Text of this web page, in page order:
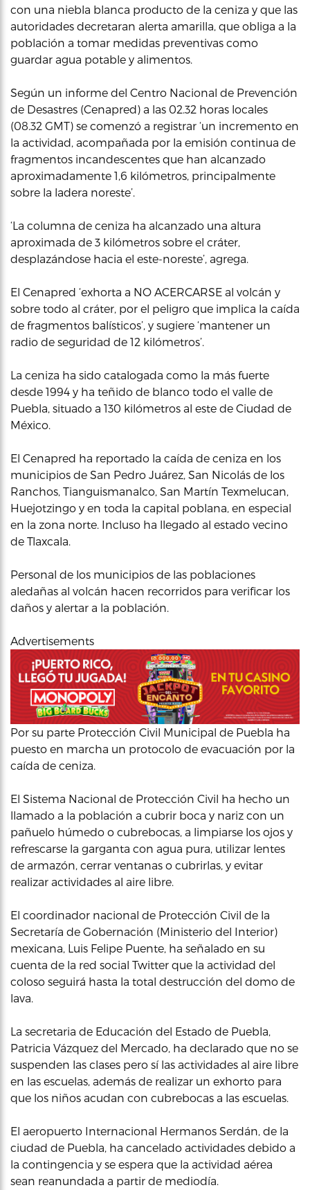
con una niebla blanca producto de la ceniza y que las
autoridades decretaran alerta amarilla, que obliga a la
población a tomar medidas preventivas como
guardar agua potable y alimentos.
Según un informe del Centro Nacional de Prevención
de Desastres (Cenapred) a las 02.32 horas locales
(08.32 GMT) se comenzó a registrar ‘un incremento en
la actividad, acompañada por la emisión continua de
fragmentos incandescentes que han alcanzado
aproximadamente 1,6 kilómetros, principalmente
sobre la ladera noreste’.
‘La columna de ceniza ha alcanzado una altura
aproximada de 3 kilómetros sobre el cráter,
desplazándose hacia el este-noreste’, agrega.
El Cenapred ‘exhorta a NO ACERCARSE al volcán y
sobre todo al cráter, por el peligro que implica la caída
de fragmentos balísticos’, y sugiere ‘mantener un
radio de seguridad de 12 kilómetros’.
La ceniza ha sido catalogada como la más fuerte
desde 1994 y ha teñido de blanco todo el valle de
Puebla, situado a 130 kilómetros al este de Ciudad de
México.
El Cenapred ha reportado la caída de ceniza en los
municipios de San Pedro Juárez, San Nicolás de los
Ranchos, Tianguismanalco, San Martín Texmelucan,
Huejotzingo y en toda la capital poblana, en especial
en la zona norte. Incluso ha llegado al estado vecino
de Tlaxcala.
Personal de los municipios de las poblaciones
aledañas al volcán hacen recorridos para verificar los
daños y alertar a la población.
Advertisements
Por su parte Protección Civil Municipal de Puebla ha
puesto en marcha un protocolo de evacuación por la
caída de ceniza.
El Sistema Nacional de Protección Civil ha hecho un
llamado a la población a cubrir boca y nariz con un
pañuelo húmedo o cubrebocas, a limpiarse los ojos y
refrescarse la garganta con agua pura, utilizar lentes
de armazón, cerrar ventanas o cubrirlas, y evitar
realizar actividades al aire libre.
El coordinador nacional de Protección Civil de la
Secretaría de Gobernación (Ministerio del Interior)
mexicana, Luis Felipe Puente, ha señalado en su
cuenta de la red social Twitter que la actividad del
coloso seguirá hasta la total destrucción del domo de
lava.
La secretaria de Educación del Estado de Puebla,
Patricia Vázquez del Mercado, ha declarado que no se
suspenden las clases pero sí las actividades al aire libre
en las escuelas, además de realizar un exhorto para
que los niños acudan con cubrebocas a las escuelas.
El aeropuerto Internacional Hermanos Serdán, de la
ciudad de Puebla, ha cancelado actividades debido a
la contingencia y se espera que la actividad aérea
sean reanundada a partir de mediodía.